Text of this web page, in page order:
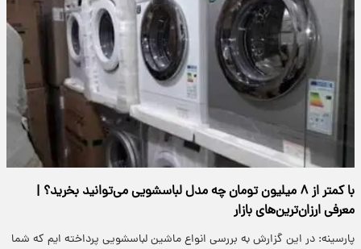
با کمتر از ۸ میلیون تومان چه مدل لباسشویی می‌توانید بخرید؟ |
معرفی ارزان‌ترین‌های بازار
پارسینه: در این گزارش به بررسی انواع ماشین لباسشویی پرداخته ایم که شما